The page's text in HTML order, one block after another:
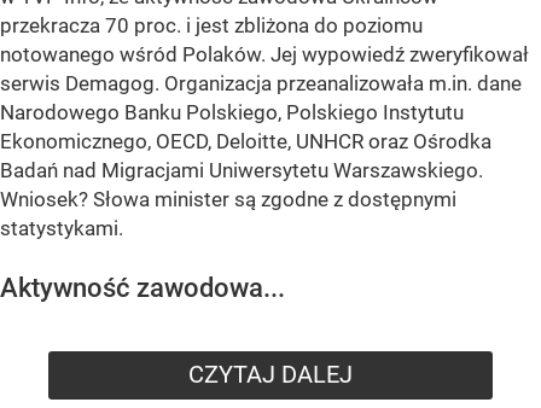
przekracza 70 proc. i jest zbliżona do poziomu
notowanego wśród Polaków. Jej wypowiedź zweryfikował
serwis Demagog. Organizacja przeanalizowała m.in. dane
Narodowego Banku Polskiego, Polskiego Instytutu
Ekonomicznego, OECD, Deloitte, UNHCR oraz Ośrodka
Badań nad Migracjami Uniwersytetu Warszawskiego.
Wniosek? Słowa minister są zgodne z dostępnymi
statystykami.
Aktywność zawodowa...
CZYTAJ DALEJ